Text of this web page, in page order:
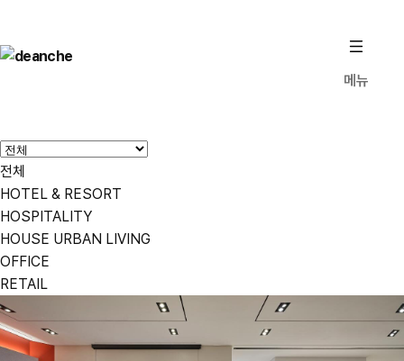
메뉴
전체
HOTEL & RESORT
HOSPITALITY
HOUSE URBAN LIVING
OFFICE
RETAIL